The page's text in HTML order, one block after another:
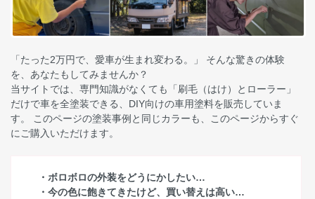
「たった2万円で、愛車が生まれ変わる。」 そんな驚きの体験
を、あなたもしてみませんか？
当サイトでは、専門知識がなくても「刷毛（はけ）とローラー」
だけで車を全塗装できる、DIY向けの車用塗料を販売していま
す。 このページの塗装事例と同じカラーも、このページからすぐ
にご購入いただけます。
・ボロボロの外装をどうにかしたい…
・今の色に飽きてきたけど、買い替えは高い…